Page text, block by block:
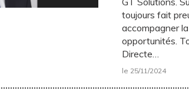
toujours fait
accompagner
opportunités.
Directe…
le 25/11/2024